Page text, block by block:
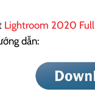
Lightroom 2020 Full
dẫn: